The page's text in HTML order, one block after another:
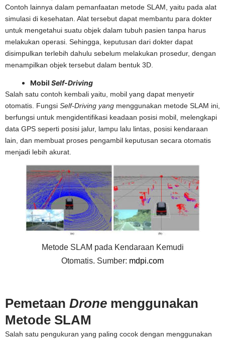
Contoh lainnya dalam pemanfaatan metode SLAM, yaitu pada alat
simulasi di kesehatan. Alat tersebut dapat membantu para dokter
untuk mengetahui suatu objek dalam tubuh pasien tanpa harus
melakukan operasi. Sehingga, keputusan dari dokter dapat
disimpulkan terlebih dahulu sebelum melakukan prosedur, dengan
menampilkan objek tersebut dalam bentuk 3D.
Mobil Self-Driving
Salah satu contoh kembali yaitu, mobil yang dapat menyetir
otomatis. Fungsi Self-Driving yang menggunakan metode SLAM ini,
berfungsi untuk mengidentifikasi keadaan posisi mobil, melengkapi
data GPS seperti posisi jalur, lampu lalu lintas, posisi kendaraan
lain, dan membuat proses pengambil keputusan secara otomatis
menjadi lebih akurat.
Metode SLAM pada Kendaraan Kemudi
Otomatis. Sumber: mdpi.com
Pemetaan Drone menggunakan
Metode SLAM
Salah satu pengukuran yang paling cocok dengan menggunakan